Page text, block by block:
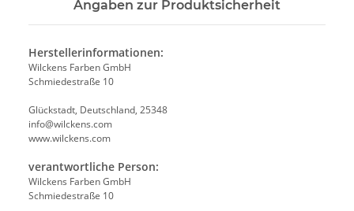
Angaben zur Produktsicherheit
Herstellerinformationen:
Wilckens Farben GmbH
Schmiedestraße 10
Glückstadt, Deutschland, 25348
info@wilckens.com
www.wilckens.com
verantwortliche Person:
Wilckens Farben GmbH
Schmiedestraße 10